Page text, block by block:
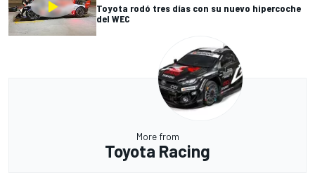
Toyota rodó tres días con su nuevo hipercoche
del WEC
More from
Toyota Racing